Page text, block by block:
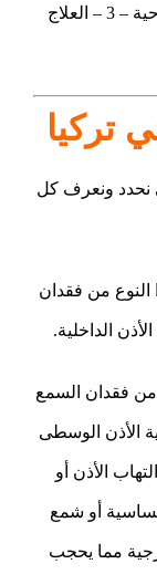
1 – التصريف والضغط – 2 – العملية الجراحية – 3 – العلاج
تركيا
نحدد ونعرف كل
من فقدان
الداخلية.
من فقدان السمع
الأذن الوسطى
الأذن أو
أو شمع
مما يحجب